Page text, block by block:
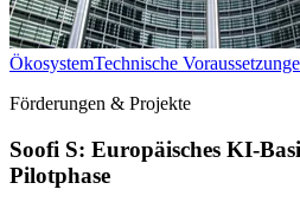
ÖkosystemTechnische
Förderungen & Projekte
Soofi S: Europäisches KI-
Pilotphase